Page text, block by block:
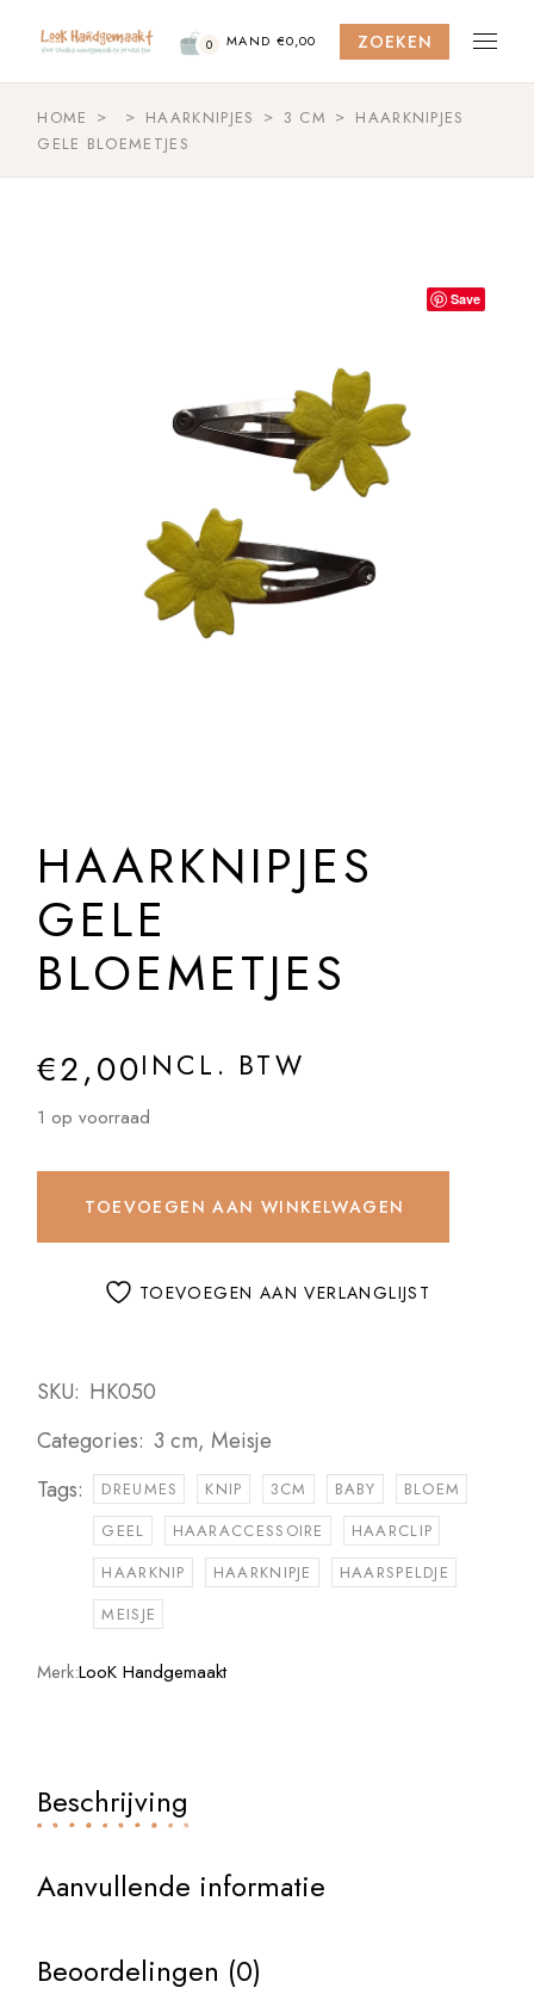
content
0 MAND €0,00 ZOEKEN
HOME HAARKNIPJES 3 CM
HAARKNIPJES
GELE BLOEMETJES
Save
HAARKNIPJES
GELE
BLOEMETJES
€2,00INCL. BTW
1 op voorraad
TOEVOEGEN AAN WINKELWAGEN
TOEVOEGEN AAN VERLANGLIJST
SKU: HK050
Categories: 3 cm,Meisje
Tags:
DREUMES KNIP 3CM BABY
BLOEM
GEEL
HAARACCESSOIRE
HAARCLIP
HAARKNIP
HAARKNIPJE
HAARSPELDJE
MEISJE
Merk:LooK Handgemaakt
Beschrijving
Aanvullende informatie
Beoordelingen (0)